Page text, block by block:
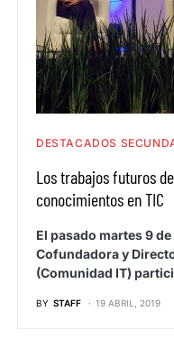
DESTACADOS
Los trabajos futuros
conocimientos en TIC
El pasado martes 9
Cofundadora y
(Comunidad IT)
BY STAFF 19 ABRIL, 2019